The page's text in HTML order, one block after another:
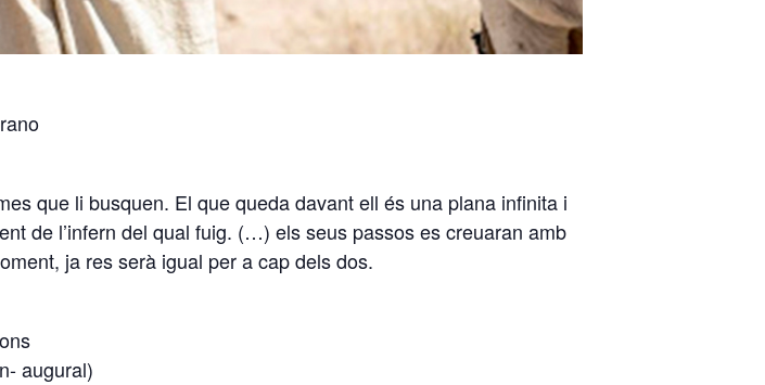
que li busquen. El que queda davant ell és una plana infinita i
de l’infern del qual fuig. (…) els seus passos es creuaran amb
ja res serà igual per a cap dels dos.
augural)